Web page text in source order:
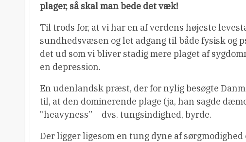
plager, så skal man bede det væk!
Til trods for, at vi har en af verdens højeste
sundhedsvæsen og let adgang til både fysisk og
det ud som vi bliver stadig mere plaget af
en depression.
En udenlandsk præst, der for nylig besøgte
til, at den dominerende plage (ja, han sagde
”heavyness” – dvs. tungsindighed, byrde.
Der ligger ligesom en tung dyne af